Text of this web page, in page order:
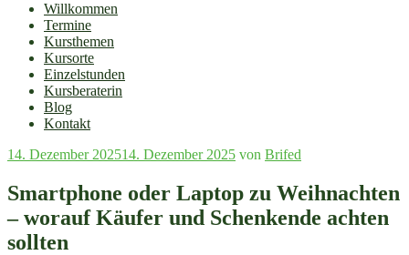
Willkommen
Termine
Kursthemen
Kursorte
Einzelstunden
Kursberaterin
Blog
Kontakt
Veröffentlicht
14. Dezember 202514. Dezember 2025 von Brifed
Smartphone oder Laptop zu Weihnachten
– worauf Käufer und Schenkende achten
sollten